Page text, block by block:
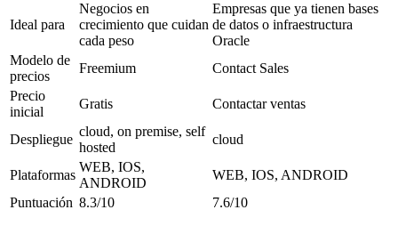
Ideal para
Negocios en
crecimiento que cuidan
cada peso
Empresas que ya tienen bases
de datos o infraestructura
Oracle
Modelo de
precios
Freemium
Contact Sales
Precio
inicial
Gratis Contactar ventas
Despliegue
cloud, on premise, self
hosted
cloud
Plataformas
WEB, IOS,
ANDROID
WEB, IOS, ANDROID
Puntuación 8.3/10 7.6/10